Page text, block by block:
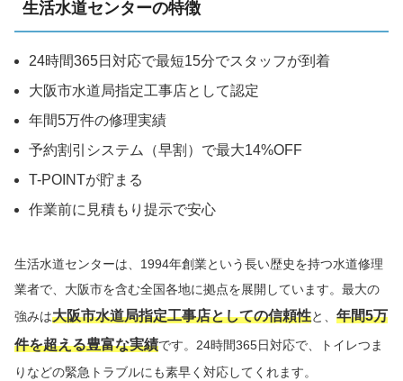
生活水道センターの特徴
24時間365日対応で最短15分でスタッフが到着
大阪市水道局指定工事店として認定
年間5万件の修理実績
予約割引システム（早割）で最大14%OFF
T-POINTが貯まる
作業前に見積もり提示で安心
生活水道センターは、1994年創業という長い歴史を持つ水道修理
業者で、大阪市を含む全国各地に拠点を展開しています。最大の
強みは大阪市水道局指定工事店としての信頼性と、 年間5万
件を超える豊富な実績です。24時間365日対応で、トイレつま
りなどの緊急トラブルにも素早く対応してくれます。